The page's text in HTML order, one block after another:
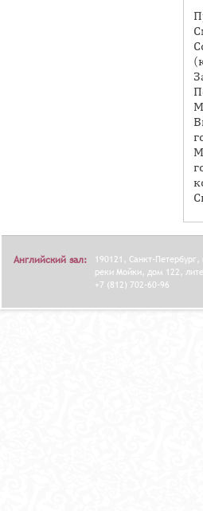
Английский зал:
190121, Санкт-
реки Мойки, дом 122,
+7 (812) 702-60-96